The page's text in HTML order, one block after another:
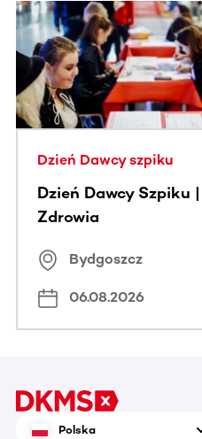
Ta sekcja zawiera treści
Dzień Dawcy szpiku
Dzień Dawcy Szpiku
Zdrowia
Bydgoszcz
06.08.2026
Polska